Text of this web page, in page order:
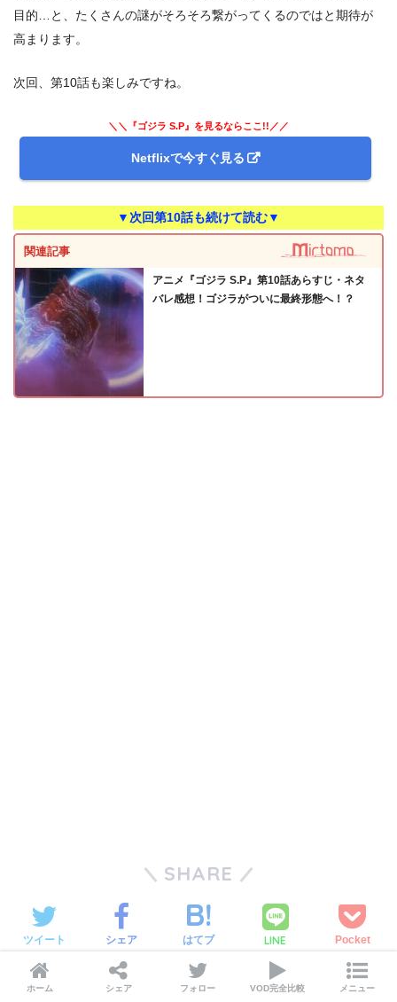
目的…と、たくさんの謎がそろそろ繋がってくるのではと期待が
高まります。
次回、第10話も楽しみですね。
＼＼『ゴジラ S.P』を見るならここ!!／／
Netflixで今すぐ見る
▼次回第10話も続けて読む▼
関連記事
アニメ『ゴジラ S.P』第10話あらすじ・ネタ
バレ感想！ゴジラがついに最終形態へ！？
SHARE
ツイート シェア はてブ LINE Pocket
CATEGORY : TVアニメ
ホーム シェア フォロー VOD完全比較 メニュー